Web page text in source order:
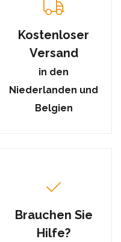
Kostenloser
Versand
in den
Niederlanden und
Belgien
Brauchen Sie
Hilfe?